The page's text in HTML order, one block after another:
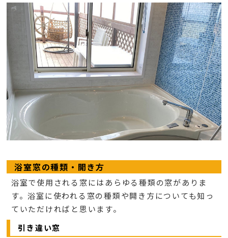
浴室窓の種類・開き方
浴室で使用される窓にはあらゆる種類の窓がありま
す。浴室に使われる窓の種類や開き方についても知っ
ていただければと思います。
引き違い窓